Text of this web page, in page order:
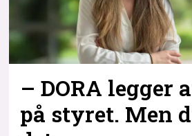
– DORA legger
på styret. Men